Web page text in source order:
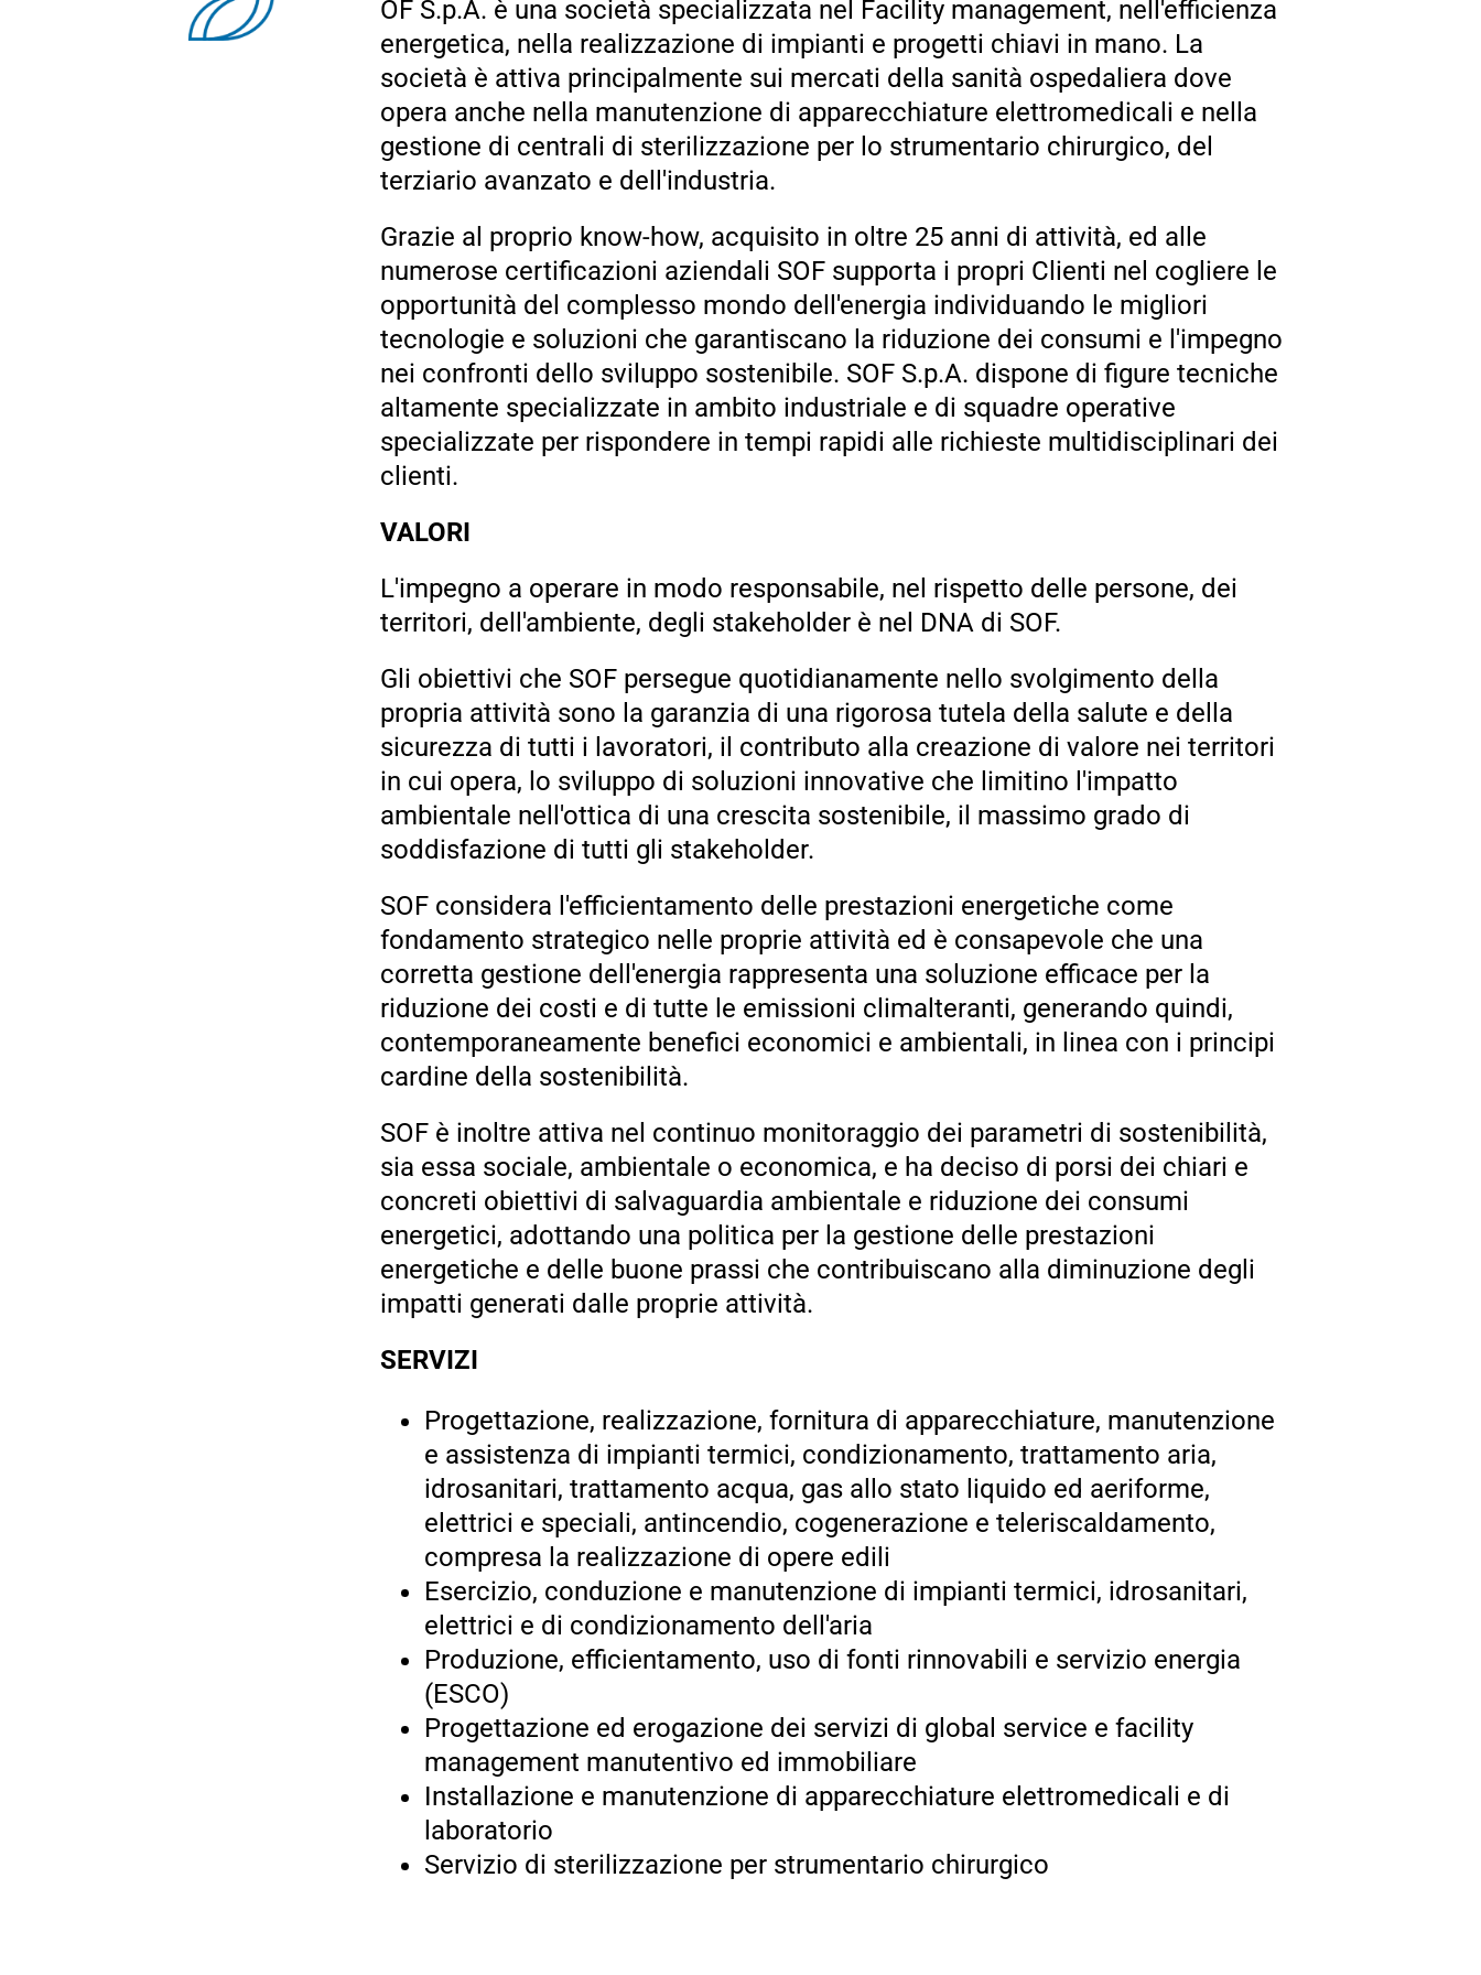
OF S.p.A. è una società specializzata nel Facility management, nell'efficienza
energetica, nella realizzazione di impianti e progetti chiavi in mano. La
società è attiva principalmente sui mercati della sanità ospedaliera dove
opera anche nella manutenzione di apparecchiature elettromedicali e nella
gestione di centrali di sterilizzazione per lo strumentario chirurgico, del
terziario avanzato e dell'industria.
Grazie al proprio know-how, acquisito in oltre 25 anni di attività, ed alle
numerose certificazioni aziendali SOF supporta i propri Clienti nel cogliere le
opportunità del complesso mondo dell'energia individuando le migliori
tecnologie e soluzioni che garantiscano la riduzione dei consumi e l'impegno
nei confronti dello sviluppo sostenibile. SOF S.p.A. dispone di figure tecniche
altamente specializzate in ambito industriale e di squadre operative
specializzate per rispondere in tempi rapidi alle richieste multidisciplinari dei
clienti.
VALORI
L'impegno a operare in modo responsabile, nel rispetto delle persone, dei
territori, dell'ambiente, degli stakeholder è nel DNA di SOF.
Gli obiettivi che SOF persegue quotidianamente nello svolgimento della
propria attività sono la garanzia di una rigorosa tutela della salute e della
sicurezza di tutti i lavoratori, il contributo alla creazione di valore nei territori
in cui opera, lo sviluppo di soluzioni innovative che limitino l'impatto
ambientale nell'ottica di una crescita sostenibile, il massimo grado di
soddisfazione di tutti gli stakeholder.
SOF considera l'efficientamento delle prestazioni energetiche come
fondamento strategico nelle proprie attività ed è consapevole che una
corretta gestione dell'energia rappresenta una soluzione efficace per la
riduzione dei costi e di tutte le emissioni climalteranti, generando quindi,
contemporaneamente benefici economici e ambientali, in linea con i principi
cardine della sostenibilità.
SOF è inoltre attiva nel continuo monitoraggio dei parametri di sostenibilità,
sia essa sociale, ambientale o economica, e ha deciso di porsi dei chiari e
concreti obiettivi di salvaguardia ambientale e riduzione dei consumi
energetici, adottando una politica per la gestione delle prestazioni
energetiche e delle buone prassi che contribuiscano alla diminuzione degli
impatti generati dalle proprie attività.
SERVIZI
Progettazione, realizzazione, fornitura di apparecchiature, manutenzione
e assistenza di impianti termici, condizionamento, trattamento aria,
idrosanitari, trattamento acqua, gas allo stato liquido ed aeriforme,
elettrici e speciali, antincendio, cogenerazione e teleriscaldamento,
compresa la realizzazione di opere edili
Esercizio, conduzione e manutenzione di impianti termici, idrosanitari,
elettrici e di condizionamento dell'aria
Produzione, efficientamento, uso di fonti rinnovabili e servizio energia
(ESCO)
Progettazione ed erogazione dei servizi di global service e facility
management manutentivo ed immobiliare
Installazione e manutenzione di apparecchiature elettromedicali e di
laboratorio
Servizio di sterilizzazione per strumentario chirurgico